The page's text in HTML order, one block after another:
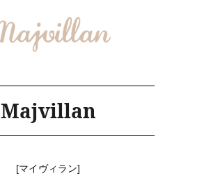
Majvillan
[マイヴィラン]